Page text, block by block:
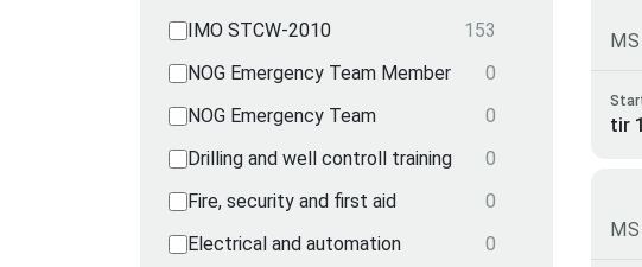
IMO STCW-2010
153
NOG Emergency Team Member
0
NOG Emergency Team
0
Drilling and well controll training
0
Fire, security and first aid
0
Electrical and automation
0
tir